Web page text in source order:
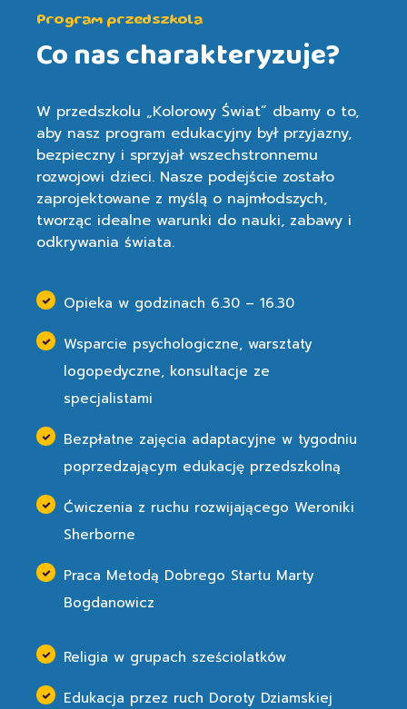
Program przedszkola
Co nas charakteryzuje?
W przedszkolu „Kolorowy Świat” dbamy o to,
aby nasz program edukacyjny był przyjazny,
bezpieczny i sprzyjał wszechstronnemu
rozwojowi dzieci. Nasze podejście zostało
zaprojektowane z myślą o najmłodszych,
tworząc idealne warunki do nauki, zabawy i
odkrywania świata.
Opieka w godzinach 6.30 – 16.30
Wsparcie psychologiczne, warsztaty
logopedyczne, konsultacje ze
specjalistami
Bezpłatne zajęcia adaptacyjne w tygodniu
poprzedzającym edukację przedszkolną
Ćwiczenia z ruchu rozwijającego Weroniki
Sherborne
Praca Metodą Dobrego Startu Marty
Bogdanowicz
Religia w grupach sześciolatków
Edukacja przez ruch Doroty Dziamskiej